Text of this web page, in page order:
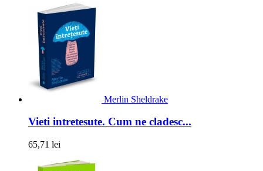
Merlin Sheldrake
Vieti intretesute. Cum ne cladesc...
65,71 lei